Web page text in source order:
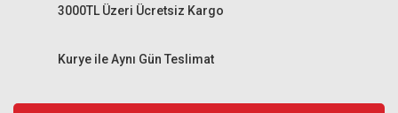
Kurye ile Aynı Gün Teslimat
3000TL Üzeri Ücretsiz Kargo